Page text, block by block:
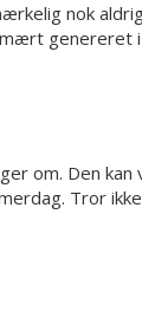
nok
genereret i
om. Den
Tror